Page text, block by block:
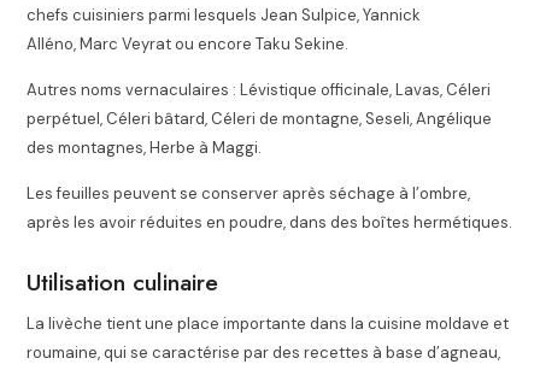
chefs cuisiniers parmi lesquels Jean Sulpice, Yannick
Alléno, Marc Veyratou encore Taku Sekine.
Autres noms vernaculaires : Lévistique officinale, Lavas, Céleri
perpétuel, Céleri bâtard, Céleri de montagne, Seseli, Angélique
des montagnes, Herbe à Maggi.
Les feuilles peuvent se conserver après séchage à l’ombre,
après les avoir réduites en poudre, dans des boîtes hermétiques.
Utilisation culinaire
La livèche tient une place importante dans la cuisine moldave et
roumaine, qui se caractérise par des recettes à base d’agneau,